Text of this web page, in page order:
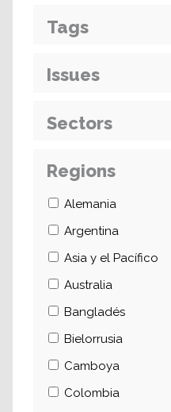
Tags
Issues
Sectors
Regions
Alemania
Argentina
Asia y el Pacífico
Australia
Bangladés
Bielorrusia
Camboya
Colombia